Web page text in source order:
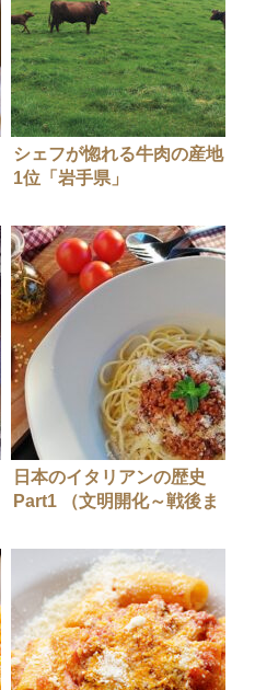
シェフが惚れる牛肉の産地
1位「岩手県」
日本のイタリアンの歴史
Part1 （文明開化～戦後ま